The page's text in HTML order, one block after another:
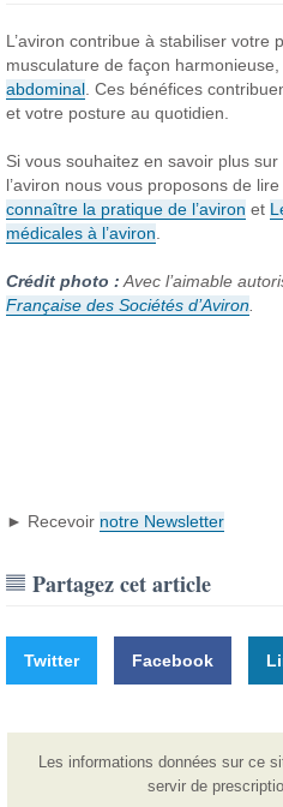
L’aviron contribue à stabiliser votre
musculature de façon
abdominal . Ces bénéfices
et votre posture au quotidien.
Si vous souhaitez en savoir plus
l’aviron nous vous proposons de
connaître la pratique de l’aviron et
médicales à l’aviron
Crédit photo : Avec l’aimable
Française des Sociétés d’Aviron
► Recevoir notre Newsletter
Partagez cet article
Twitter Facebook
Les informations données sur ce
servir de